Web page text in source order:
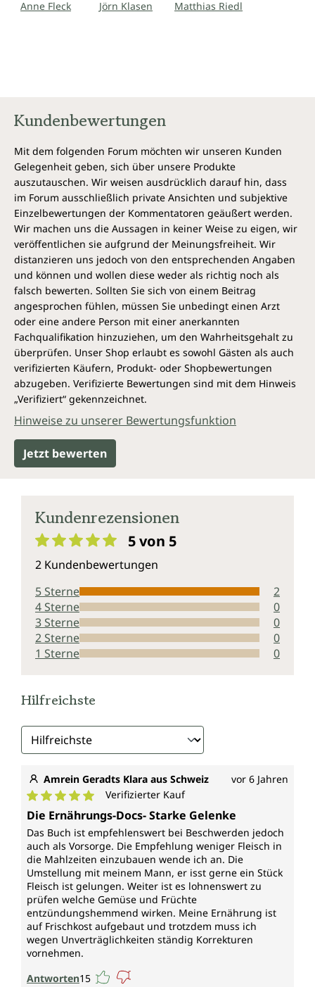
Anne Fleck Jörn Klasen Matthias Riedl
Kundenbewertungen
Mit dem folgenden Forum möchten wir unseren Kunden
Gelegenheit geben, sich über unsere Produkte
auszutauschen. Wir weisen ausdrücklich darauf hin, dass
im Forum ausschließlich private Ansichten und subjektive
Einzelbewertungen der Kommentatoren geäußert werden.
Wir machen uns die Aussagen in keiner Weise zu eigen, wir
veröffentlichen sie aufgrund der Meinungsfreiheit. Wir
distanzieren uns jedoch von den entsprechenden Angaben
und können und wollen diese weder als richtig noch als
falsch bewerten. Sollten Sie sich von einem Beitrag
angesprochen fühlen, müssen Sie unbedingt einen Arzt
oder eine andere Person mit einer anerkannten
Fachqualifikation hinzuziehen, um den Wahrheitsgehalt zu
überprüfen. Unser Shop erlaubt es sowohl Gästen als auch
verifizierten Käufern, Produkt- oder Shopbewertungen
abzugeben. Verifizierte Bewertungen sind mit dem Hinweis
„Verifiziert“ gekennzeichnet.
Hinweise zu unserer Bewertungsfunktion
Jetzt bewerten
Kundenrezensionen
5 von 5
2 Kundenbewertungen
5 Sterne
2
4 Sterne
0
3 Sterne
0
2 Sterne
0
1 Sterne
0
Hilfreichste
Amrein Geradts Klara aus Schweiz vor 6 Jahren
Durchschnittliche Bewertung von 5 von 5 Sternen
Verifizierter Kauf
Die Ernährungs-Docs- Starke Gelenke
Das Buch ist empfehlenswert bei Beschwerden jedoch
auch als Vorsorge. Die Empfehlung weniger Fleisch in
die Mahlzeiten einzubauen wende ich an. Die
Umstellung mit meinem Mann, er isst gerne ein Stück
Fleisch ist gelungen. Weiter ist es lohnenswert zu
prüfen welche Gemüse und Früchte
entzündungshemmend wirken. Meine Ernährung ist
auf Frischkost aufgebaut und trotzdem muss ich
wegen Unverträglichkeiten ständig Korrekturen
vornehmen.
Antworten15